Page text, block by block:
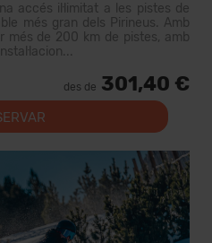
accés il·limitat a les pistes de
més gran dels Pirineus. Amb
més de 200 km de pistes, amb
des de 301,40 €